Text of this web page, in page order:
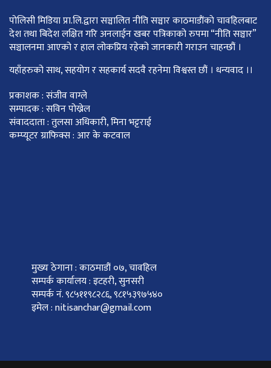
पोलिसी मिडिया प्रा.लि.द्वारा सञ्चालित नीति सञ्चार काठमाडाैंकाे चावहिलबाट
देश तथा बिदेश लक्षित गरि अनलाईन खबर पत्रिकाको रुपमा “नीति सञ्चार”
सञ्चालनमा आएको र हाल लोकप्रिय रहेको जानकारी गराउन चाहन्छौं ।
यहाँहरुको साथ, सहयोग र सहकार्य सदवै रहनेमा विश्वस्त छौं । धन्यवाद ।।
प्रकाशक : संजीव वाग्ले
सम्पादक : सविन पोख्रेल
संवाददाता : तुलसा अधिकारी, मिना भट्टराई
कम्प्यूटर ग्राफिक्स : आर के कटवाल
मुख्य ठेगाना : काठमाडौं ०७, चावहिल
सम्पर्क कार्यालय : इटहरी, सुनसरी
सम्पर्क नं. ९८५११९८२८६, ९८१५३९७५४०
इमेल : nitisanchar@gmail.com